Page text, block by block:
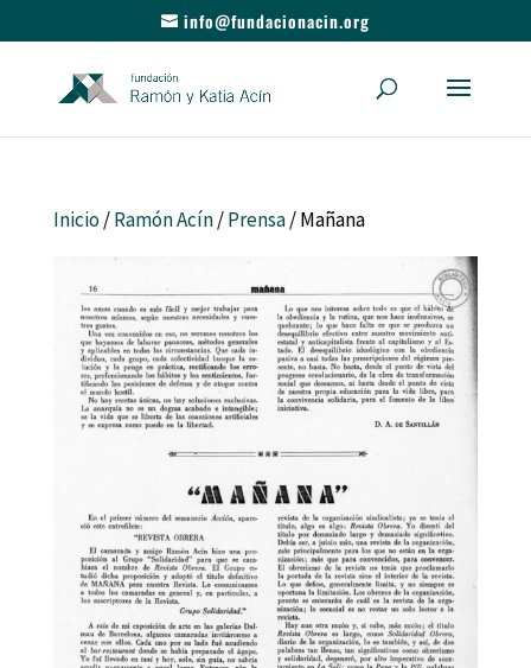
info@fundacionacin.org
Inicio/Ramón Acín/Prensa/ Mañana